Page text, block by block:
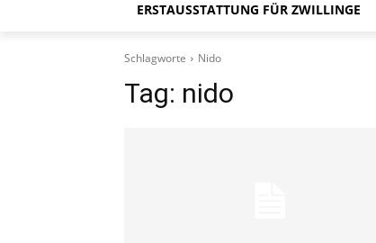
ERSTAUSSTATTUNG FÜR ZWILLINGE
Schlagworte Nido
Tag: nido